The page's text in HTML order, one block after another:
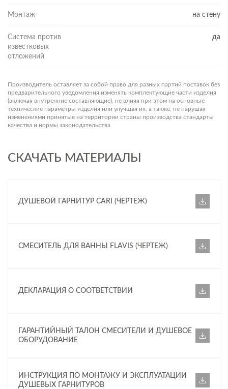
Монтаж на стену
Система против
известковых
отложений
да
Производитель оставляет за собой право для разных партий поставок без
предварительного уведомления изменять комплектующие части изделия
(включая внутренние составляющие), не влияя при этом на основные
технические параметры изделия или улучшая их, а также, не нарушая
изменениями принятые на территории страны производства стандарты
качества и нормы законодательства
СКАЧАТЬ МАТЕРИАЛЫ
ДУШЕВОЙ ГАРНИТУР CARI (ЧЕРТЕЖ)
СМЕСИТЕЛЬ ДЛЯ ВАННЫ FLAVIS (ЧЕРТЕЖ)
ДЕКЛАРАЦИЯ О СООТВЕТСТВИИ
ГАРАНТИЙНЫЙ ТАЛОН СМЕСИТЕЛИ И ДУШЕВОЕ
ОБОРУДОВАНИЕ
ИНСТРУКЦИЯ ПО МОНТАЖУ И ЭКСПЛУАТАЦИИ
ДУШЕВЫХ ГАРНИТУРОВ